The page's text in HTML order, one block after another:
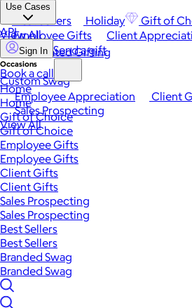
Best Sellers Holiday Gift of
View All
Occasions
Employee Appreciation Client
Sales Prospecting
View All
Use Cases
Employee Gifts Client
Automated Gifting
Custom Swag
API
Sign In Send a gift
Book a call
Home
Home
Gift of Choice
Gift of Choice
Employee Gifts
Employee Gifts
Client Gifts
Client Gifts
Sales Prospecting
Sales Prospecting
Best Sellers
Best Sellers
Branded Swag
Branded Swag